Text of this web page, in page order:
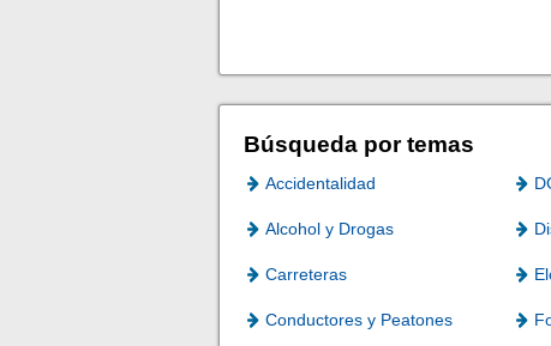
Búsqueda por temas
Accidentalidad
Alcohol y Drogas
Carreteras
Conductores y Peatones